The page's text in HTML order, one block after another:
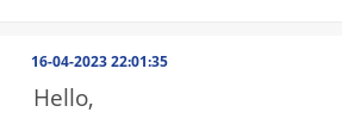
16-04-2023 22:01:35
Hello,